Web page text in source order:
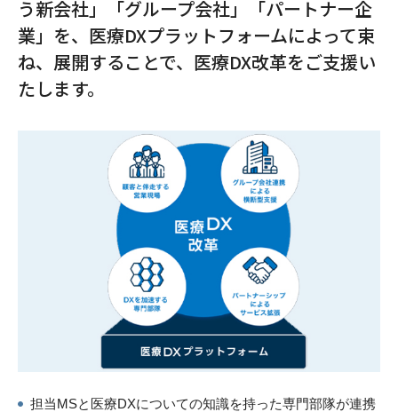
う新会社」「グループ会社」「パートナー企
業」を、医療DXプラットフォームによって束
ね、展開することで、医療DX改革をご支援い
たします。
担当MSと医療DXについての知識を持った専門部隊が連携